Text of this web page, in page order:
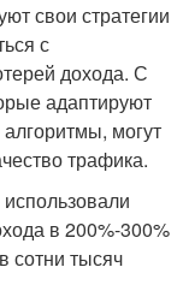
свои стратегии
с
дохода. С
адаптируют
могут
трафика.
в 200%-300%
сотни тысяч